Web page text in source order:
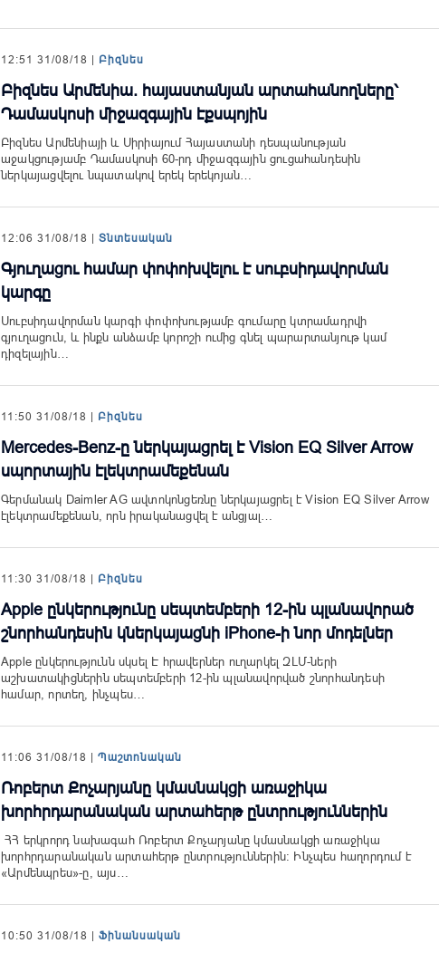
12:51 31/08/18 | Բիզնես
Բիզնես Արմենիա. հայաստանյան արտահանողները՝
Դամասկոսի միջազգային էքսպոյին
Բիզնես Արմենիայի և Սիրիայում Հայաստանի դեսպանության
աջակցությամբ Դամասկոսի 60-րդ միջազգային ցուցահանդեսին
ներկայացվելու նպատակով երեկ երեկոյան…
12:06 31/08/18 | Տնտեսական
Գյուղացու համար փոփոխվելու է սուբսիդավորման
կարգը
Սուբսիդավորման կարգի փոփոխությամբ գումարը կտրամադրվի
գյուղացուն, և ինքն անձամբ կորոշի ումից գնել պարարտանյութ կամ
դիզելային…
11:50 31/08/18 | Բիզնես
Mercedes-Benz-ը ներկայացրել է Vision EQ Silver Arrow
սպորտային էլեկտրամեքենան
Գերմանակ Daimler AG ավտոկոնցեռնը ներկայացրել է Vision EQ Silver Arrow
էլեկտրամեքենան, որն իրականացվել է անցյալ…
11:30 31/08/18 | Բիզնես
Apple ընկերությունը սեպտեմբերի 12-ին պլանավորած
շնորհանդեսին կներկայացնի iPhone-ի նոր մոդելներ
Apple ընկերությունն սկսել Է հրավերներ ուղարկել ԶԼՄ-ների
աշխատակիցներին սեպտեմբերի 12-ին պլանավորված շնորհանդեսի
համար, որտեղ, ինչպես…
11:06 31/08/18 | Պաշտոնական
Ռոբերտ Քոչարյանը կմասնակցի առաջիկա
խորհրդարանական արտահերթ ընտրություններին
ՀՀ երկրորդ նախագահ Ռոբերտ Քոչարյանը կմասնակցի առաջիկա
խորհրդարանական արտահերթ ընտրություններին: Ինչպես հաղորդում է
«Արմենպրես»-ը, այս…
10:50 31/08/18 | Ֆինանսական